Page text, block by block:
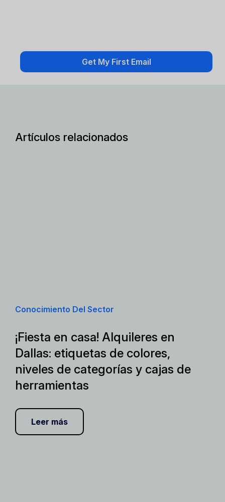
Artículos relacionados
Conocimiento Del Sector
¡Fiesta en casa! Alquileres en
Dallas: etiquetas de colores,
niveles de categorías y cajas de
herramientas
Leer más